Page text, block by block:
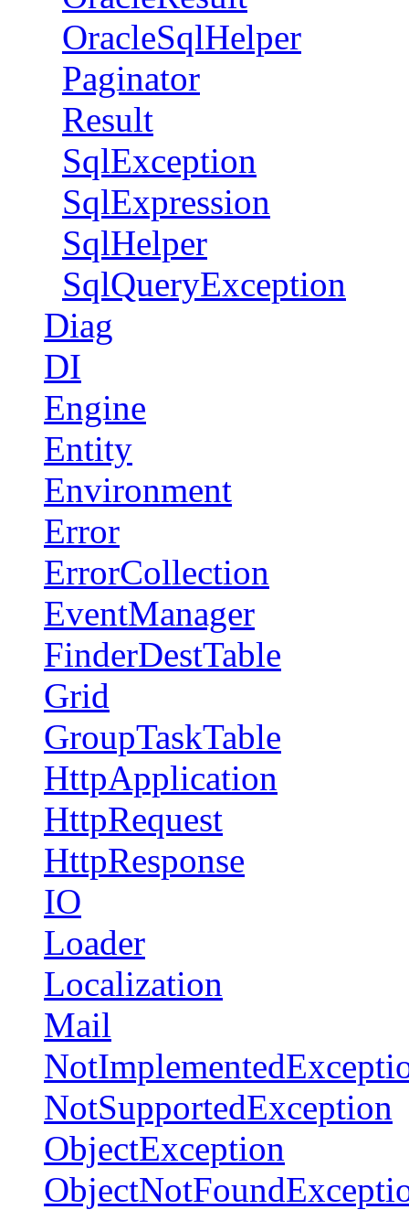
OracleSqlHelper
Paginator
Result
SqlException
SqlExpression
SqlHelper
SqlQueryException
Diag
DI
Engine
Entity
Environment
Error
ErrorCollection
EventManager
FinderDestTable
Grid
GroupTaskTable
HttpApplication
HttpRequest
HttpResponse
IO
Loader
Localization
Mail
NotSupportedException
ObjectException